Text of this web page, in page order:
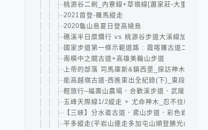
桃源谷二刷_內寮線+草嶺線[蕭家莊-大里]
2021首登-羅馬縱走
2020龜山島夏日登高繞島
礁溪半日糜爛行 vs 桃源谷步道大溪線加碼草
國家步道第一條示範道路 : 霞喀羅古道二日｜
南橫中之關古道+高雄美輪山步道
上帝的部落 司馬庫斯&鎮西堡_探訪神木群
能高越嶺古道-西進東出全紀錄(下)_東段+花草
輕旅行–福壽山農場．合歡溪步道．武陵農場
五峰天際線1/2縱走 + 尤命神木_忍不住喊救命
【三峽】分水崙古道．鳶山步道．彩色岩壁
平多縱走(平岩山連走多加屯山順登勝光山)